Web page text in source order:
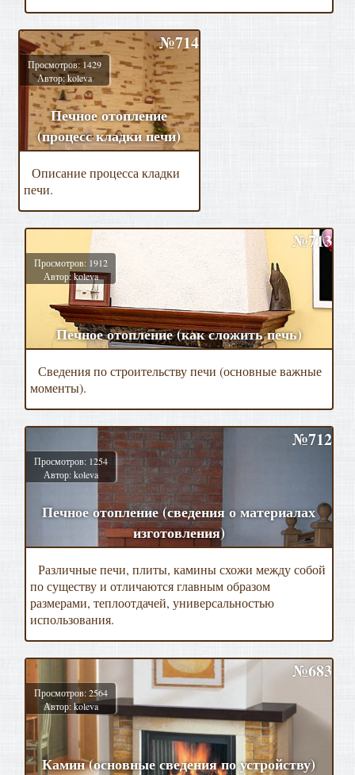
№714
Просмотров: 1429
Автор: koleva
Печное отопление
(процесс кладки печи)
Описание процесса кладки
печи.
№713
Просмотров: 1912
Автор: koleva
Печное отопление (как сложить печь)
Сведения по строительству печи (основные важные
моменты).
№712
Просмотров: 1254
Автор: koleva
Печное отопление (сведения о материалах
изготовления)
Различные печи, плиты, камины схожи между собой
по существу и отличаются главным образом
размерами, теплоотдачей, универсальностью
использования.
№683
Просмотров: 2564
Автор: koleva
Камин (основные сведения по устройству)